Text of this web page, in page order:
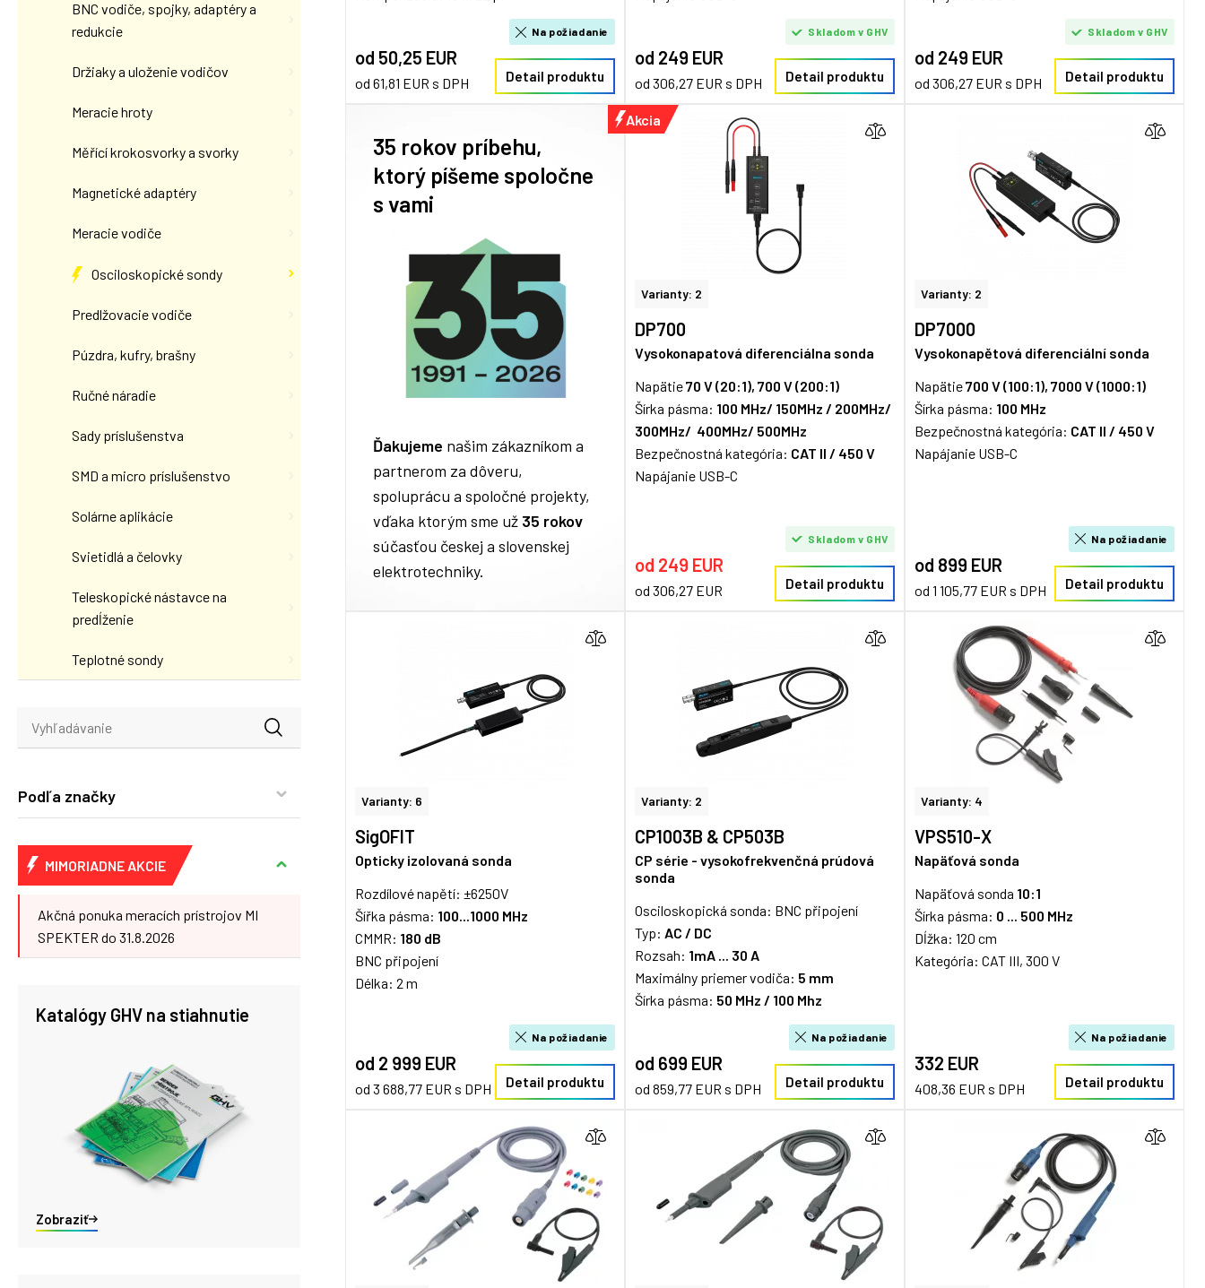
BNC vodiče, spojky, adaptéry a
redukcie
Držiaky a uloženie vodičov
Meracie hroty
Měřící krokosvorky a svorky
Magnetické adaptéry
Meracie vodiče
Osciloskopické sondy
Predlžovacie vodiče
Púzdra, kufry, brašny
Ručné náradie
Sady príslušenstva
SMD a micro príslušenstvo
Solárne aplikácie
Svietidlá a čelovky
Teleskopické nástavce na
predĺženie
Teplotné sondy
Podľa značky
MIMORIADNE AKCIE
Akčná ponuka meracích prístrojov MI
SPEKTER do 31.8.2026
Katalógy GHV na stiahnutie
Zobraziť
od 50,25 EUR
od 61,81 EUR s DPH
Na požiadanie
Detail produktu
od 249 EUR
od 306,27 EUR s DPH
Skladom v GHV
Detail produktu
od 249 EUR
od 306,27 EUR s DPH
Skladom v GHV
Detail produktu
35 rokov príbehu,
ktorý píšeme spoločne
s vami
Ďakujeme našim zákazníkom a
partnerom za dôveru,
spoluprácu a spoločné projekty,
vďaka ktorým sme už 35 rokov
súčasťou českej a slovenskej
elektrotechniky.
Varianty: 2
DP700
Vysokonapatová diferenciálna sonda
Napätie70 V (20:1), 700 V (200:1)
Šírka pásma: 100 MHz/ 150MHz / 200MHz/
300MHz/ 400MHz/ 500MHz
Bezpečnostná kategória: CAT II / 450 V
Napájanie USB-C
Akcia
od 249 EUR
od 306,27 EUR
Skladom v GHV
Detail produktu
Varianty: 2
DP7000
Vysokonapětová diferenciální sonda
Napätie700 V (100:1), 7000 V (1000:1)
Šírka pásma: 100 MHz
Bezpečnostná kategória: CAT II / 450 V
Napájanie USB-C
od 899 EUR
od 1 105,77 EUR s DPH
Na požiadanie
Detail produktu
Varianty: 6
SigOFIT
Opticky izolovaná sonda
Rozdílové napětí: ±6250V
Šířka pásma: 100...1000 MHz
CMMR: 180 dB
BNC připojení
Délka: 2 m
od 2 999 EUR
od 3 688,77 EUR s DPH
Na požiadanie
Detail produktu
Varianty: 2
CP1003B & CP503B
CP série - vysokofrekvenčná prúdová
sonda
Osciloskopická sonda: BNC připojení
Typ: AC / DC
Rozsah: 1mA ... 30 A
Maximálny priemer vodiča: 5 mm
Šírka pásma: 50 MHz / 100 Mhz
od 699 EUR
od 859,77 EUR s DPH
Na požiadanie
Detail produktu
Varianty: 4
VPS510-X
Napäťová sonda
Napäťová sonda 10:1
Šírka pásma: 0 ... 500 MHz
Dĺžka: 120 cm
Kategória: CAT III, 300 V
332 EUR
408,36 EUR s DPH
Na požiadanie
Detail produktu